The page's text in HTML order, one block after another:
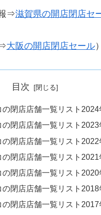
⇒滋賀県の開店閉店セ
大阪の開店閉店セール）
目次
の閉店店舗一覧リスト2024
の閉店店舗一覧リスト2023
の閉店店舗一覧リスト2022
の閉店店舗一覧リスト2021
の閉店店舗一覧リスト2020
の閉店店舗一覧リスト2018
の閉店店舗一覧リスト2017